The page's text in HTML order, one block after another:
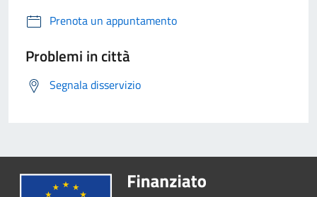
Prenota un appuntamento
Problemi in città
Segnala disservizio